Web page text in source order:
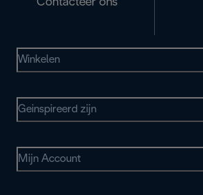
Contacteer ons
Winkelen
Geinspireerd zijn
Mijn Account